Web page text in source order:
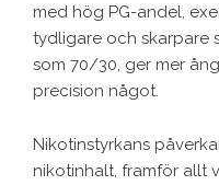
med hög PG-andel,
tydligare och skarpare
som 70/30, ger mer
precision något.
Nikotinstyrkans
nikotinhalt, framför allt